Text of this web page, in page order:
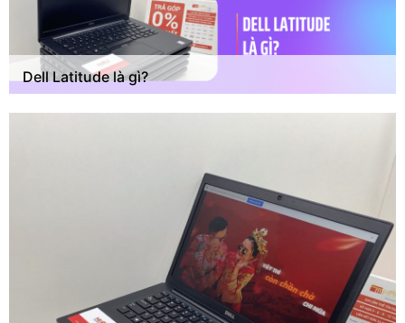
Dell Latitude là gì?